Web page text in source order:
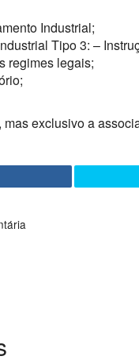
Industrial;
Tipo 3: –
regimes legais;
exclusivo a